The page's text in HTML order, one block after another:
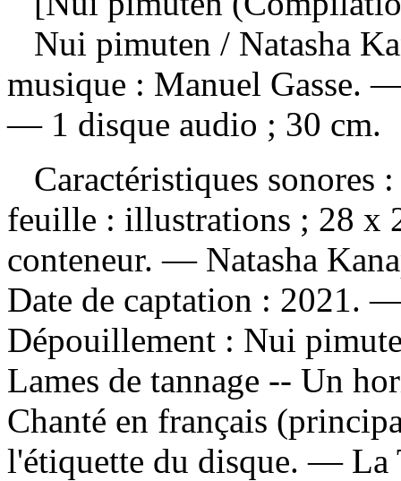
Nui pimuten / Natasha
musique : Manuel Gasse.
— 1 disque audio ; 30 cm.
Caractéristiques sonores
feuille : illustrations ; 28 x
conteneur. — Natasha
Date de captation : 2021.
Dépouillement : Nui
Lames de tannage -- Un
Chanté en français
l'étiquette du disque. — La